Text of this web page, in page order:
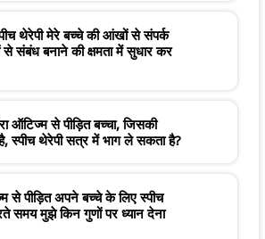
थेरेपी मेरे बच्चे की आंखों से संपर्क
संबंध बनाने की क्षमता में सुधार कर
ऑटिज्म से पीड़ित बच्चा, जिसकी
स्पीच थेरेपी सत्र में भाग ले सकता है?
पीड़ित अपने बच्चे के लिए स्पीच
समय मुझे किन गुणों पर ध्यान देना